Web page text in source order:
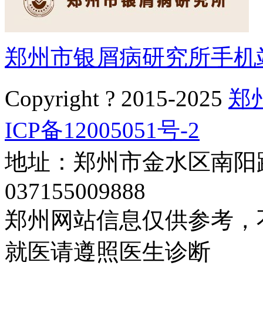
郑州市银屑病研究所手机
Copyright ? 2015-2025 郑
ICP备12005051号-2
地址：郑州市金水区南
037155009888
郑州网站信息仅供参考
就医请遵照医生诊断